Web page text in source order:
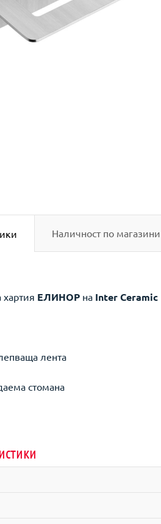
Наличност по магазини
ЕЛИНОР на Inter Ceramic
лента
стомана